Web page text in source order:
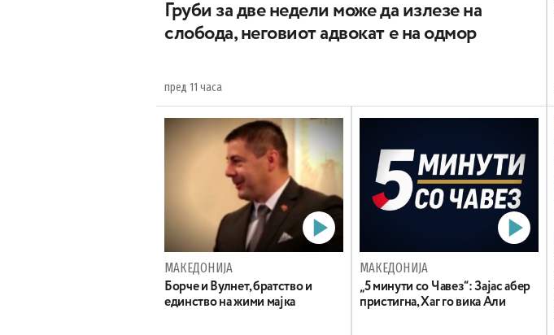
Груби за две недели може да излезе на
слобода, неговиот адвокат е на одмор
пред 11 часа
МАКЕДОНИЈА
Борче и Вулнет, братство и
единство на жими мајка
МАКЕДОНИЈА
„5 минути со Чавез“: Зајас абер
пристигна, Хаг го вика Али